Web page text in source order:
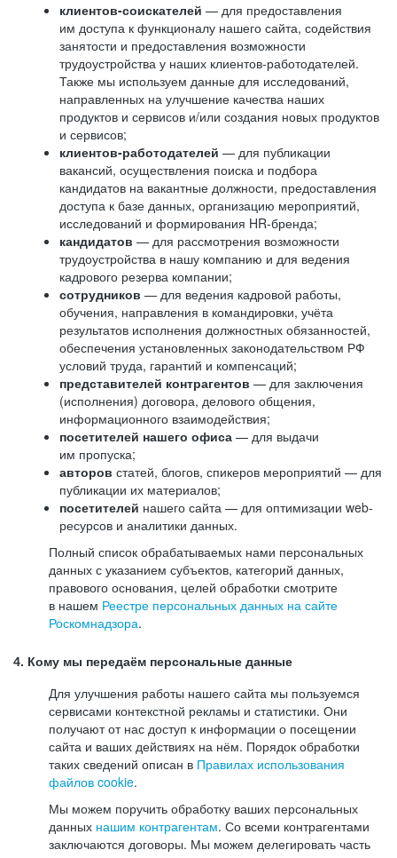
клиентов-соискателей — для предоставления
им доступа к функционалу нашего сайта, содействия
занятости и предоставления возможности
трудоустройства у наших клиентов-работодателей.
Также мы используем данные для исследований,
направленных на улучшение качества наших
продуктов и сервисов и/или создания новых продуктов
и сервисов;
клиентов-работодателей — для публикации
вакансий, осуществления поиска и подбора
кандидатов на вакантные должности, предоставления
доступа к базе данных, организацию мероприятий,
исследований и формирования HR-бренда;
кандидатов — для рассмотрения возможности
трудоустройства в нашу компанию и для ведения
кадрового резерва компании;
сотрудников — для ведения кадровой работы,
обучения, направления в командировки, учёта
результатов исполнения должностных обязанностей,
обеспечения установленных законодательством РФ
условий труда, гарантий и компенсаций;
представителей контрагентов — для заключения
(исполнения) договора, делового общения,
информационного взаимодействия;
посетителей нашего офиса — для выдачи
им пропуска;
авторов статей, блогов, спикеров мероприятий — для
публикации их материалов;
посетителей нашего сайта — для оптимизации web-
ресурсов и аналитики данных.
Полный список обрабатываемых нами персональных
данных с указанием субъектов, категорий данных,
правового основания, целей обработки смотрите
в нашем Реестре персональных данных на сайте
Роскомнадзора.
4. Кому мы передаём персональные данные
Для улучшения работы нашего сайта мы пользуемся
сервисами контекстной рекламы и статистики. Они
получают от нас доступ к информации о посещении
сайта и ваших действиях на нём. Порядок обработки
таких сведений описан в Правилах использования
файлов cookie.
Мы можем поручить обработку ваших персональных
данных нашим контрагентам. Со всеми контрагентами
заключаются договоры. Мы можем делегировать часть